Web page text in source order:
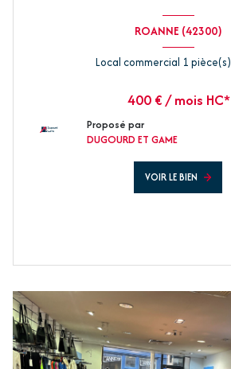
ROANNE (42300)
400 € / mois HC*
Proposé par
DUGOURD ET GAME
VOIR LE BIEN